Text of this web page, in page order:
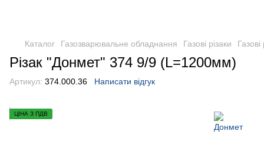
Каталог Газозварювальне обладнання Газові різаки
Різак "Донмет" 374 9/9 (L=1200мм)
Артикул: 374.000.36 Написати відгук
ЦІНА З ПДВ